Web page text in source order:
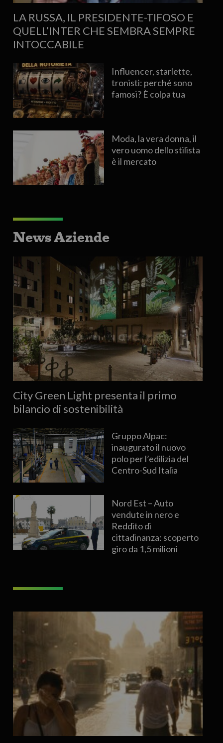
LA RUSSA, IL PRESIDENTE-TIFOSO E
QUELL’INTER CHE SEMBRA SEMPRE
INTOCCABILE
Influencer, starlette,
tronisti: perché sono
famosi? È colpa tua
Moda, la vera donna, il
vero uomo dello stilista
è il mercato
News Aziende
City Green Light presenta il primo
bilancio di sostenibilità
Gruppo Alpac:
inaugurato il nuovo
polo per l’edilizia del
Centro-Sud Italia
Nord Est – Auto
vendute in nero e
Reddito di
cittadinanza: scoperto
giro da 1,5 milioni